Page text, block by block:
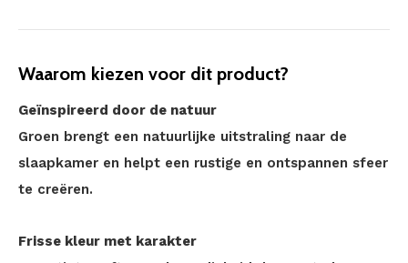
Waarom kiezen voor dit product?
Geïnspireerd door de natuur
Groen brengt een natuurlijke uitstraling naar de
slaapkamer en helpt een rustige en ontspannen sfeer
te creëren.
Frisse kleur met karakter